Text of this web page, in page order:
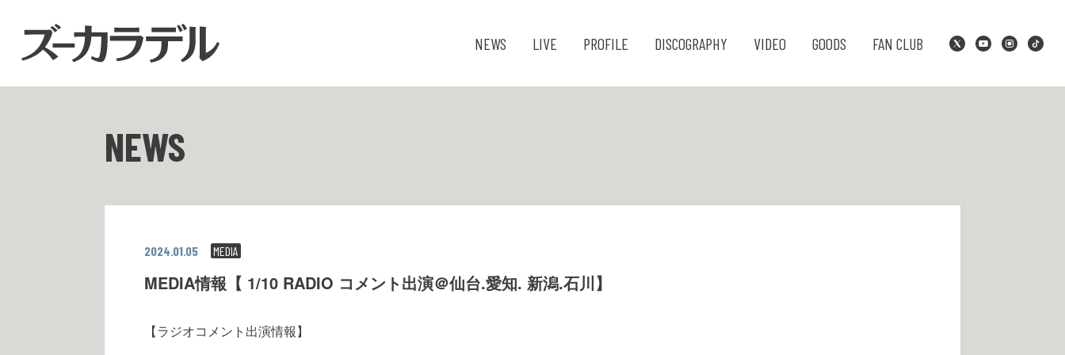
NEWS LIVE PROFILE DISCOGRAPHY VIDEO GOODS FAN CLUB
NEWS
2024.01.05 MEDIA
MEDIA情報【 1/10 RADIO コメント出演＠仙台.愛知. 新潟.石川】
【ラジオコメント出演情報】